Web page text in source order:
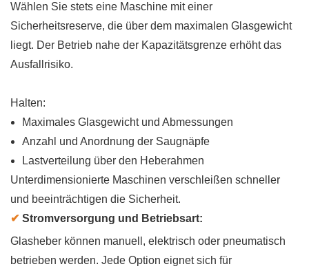
Wählen Sie stets eine Maschine mit einer
Sicherheitsreserve, die über dem maximalen Glasgewicht
liegt. Der Betrieb nahe der Kapazitätsgrenze erhöht das
Ausfallrisiko.
Halten:
Maximales Glasgewicht und Abmessungen
Anzahl und Anordnung der Saugnäpfe
Lastverteilung über den Heberahmen
Unterdimensionierte Maschinen verschleißen schneller
und beeinträchtigen die Sicherheit.
✔ Stromversorgung und Betriebsart:
Glasheber können manuell, elektrisch oder pneumatisch
betrieben werden. Jede Option eignet sich für